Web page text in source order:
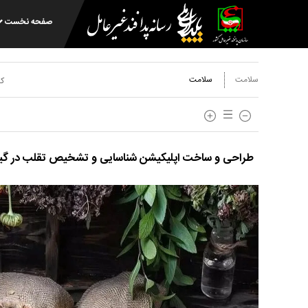
صفحه نخست
سلامت سلامت
طراحی و ساخت اپلیکیشن شناسایی و تشخیص تقلب در